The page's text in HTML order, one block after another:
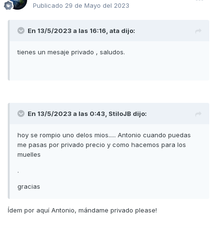
Publicado 29 de Mayo del 2023
En 13/5/2023 a las 16:16, ata dijo:
tienes un mesaje privado , saludos.
En 13/5/2023 a las 0:43, StiloJB dijo:
hoy se rompio uno delos mios..... Antonio cuando puedas
me pasas por privado precio y como hacemos para los
muelles
.
gracias
Ídem por aquí Antonio, mándame privado please!